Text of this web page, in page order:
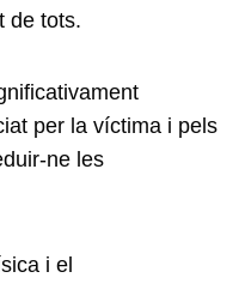
de tots.
per la víctima i pels
ne les
i el